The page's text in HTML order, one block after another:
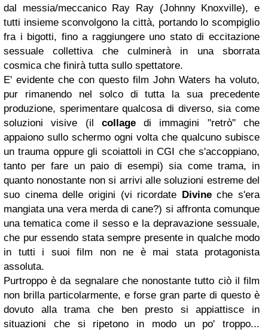
dal messia/meccanico Ray Ray (Johnny Knoxville), e
tutti insieme sconvolgono la città, portando lo scompiglio
fra i bigotti, fino a raggiungere uno stato di eccitazione
sessuale collettiva che culminerà in una sborrata
cosmica che finirà tutta sullo spettatore.
E' evidente che con questo film John Waters ha voluto,
pur rimanendo nel solco di tutta la sua precedente
produzione, sperimentare qualcosa di diverso, sia come
soluzioni visive (il collagedi immagini "retrò" che
appaiono sullo schermo ogni volta che qualcuno subisce
un trauma oppure gli scoiattoli in CGI che s'accoppiano,
tanto per fare un paio di esempi) sia come trama, in
quanto nonostante non si arrivi alle soluzioni estreme del
suo cinema delle origini (vi ricordate Divineche s'era
mangiata una vera merda di cane?) si affronta comunque
una tematica come il sesso e la depravazione sessuale,
che pur essendo stata sempre presente in qualche modo
in tutti i suoi film non ne è mai stata protagonista
assoluta.
Purtroppo è da segnalare che nonostante tutto ciò il film
non brilla particolarmente, e forse gran parte di questo è
dovuto alla trama che ben presto si appiattisce in
situazioni che si ripetono in modo un po' troppo...